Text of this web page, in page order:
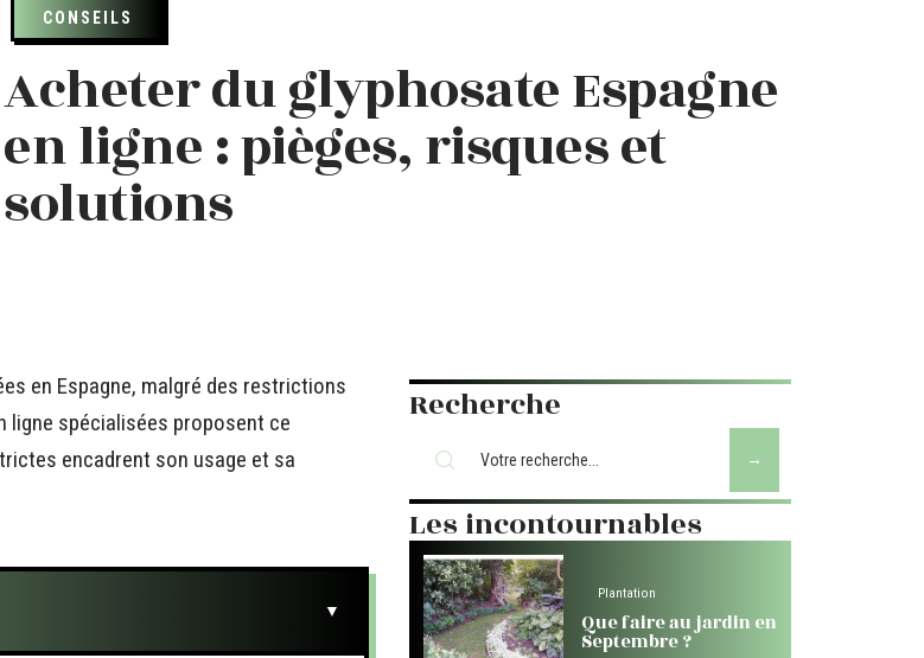
CONSEILS
Acheter du glyphosate Espagne
en ligne : pièges, risques et
solutions
en Espagne, malgré des restrictions
ligne spécialisées proposent ce
encadrent son usage et sa
Recherche
Les incontournables
Plantation
Que faire au jardin en
Septembre ?